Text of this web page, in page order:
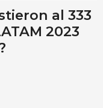
al 333
2023